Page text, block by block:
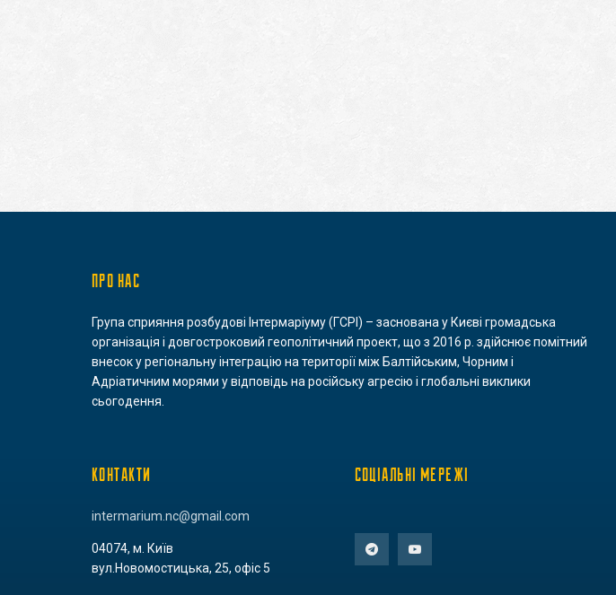
ПРО НАС
Група сприяння розбудові Інтермаріуму (ГСРІ) – заснована у Києві громадська
організація і довгостроковий геополітичний проект, що з 2016 р. здійснює помітний
внесок у регіональну інтеграцію на території між Балтійським, Чорним і
Адріатичним морями у відповідь на російську агресію і глобальні виклики
сьогодення.
КОНТАКТИ
intermarium.nc@gmail.com
04074, м. Київ
вул.Новомостицька, 25, офіс 5
СОЦІАЛЬНІ МЕРЕЖІ